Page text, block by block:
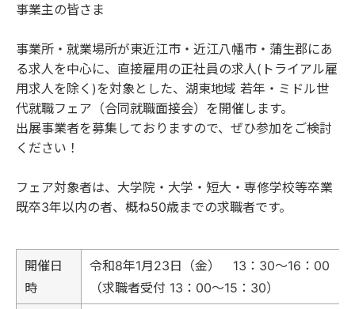
事業主の皆さま
事業所・就業場所が東近江市・近江八幡市・蒲生郡にあ
る求人を中心に、直接雇用の正社員の求人(トライアル雇
用求人を除く)を対象とした、湖東地域 若年・ミドル世
代就職フェア（合同就職面接会）を開催します。
出展事業者を募集しておりますので、ぜひ参加をご検討
ください！
フェア対象者は、大学院・大学・短大・専修学校等卒業
既卒3年以内の者、概ね50歳までの求職者です。
開催日
時
令和8年1月23日（金） 13：30～16：00
（求職者受付 13：00～15：30）